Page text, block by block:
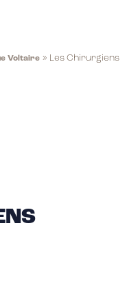
Voltaire » Les Chirurgiens